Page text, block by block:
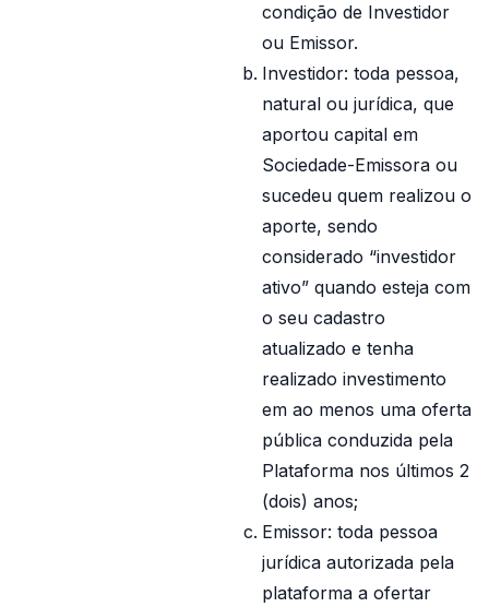
condição de Investidor
ou Emissor.
Investidor: toda pessoa,
natural ou jurídica, que
aportou capital em
Sociedade-Emissora ou
sucedeu quem realizou o
aporte, sendo
considerado “investidor
ativo” quando esteja com
o seu cadastro
atualizado e tenha
realizado investimento
em ao menos uma oferta
pública conduzida pela
Plataforma nos últimos 2
(dois) anos;
Emissor: toda pessoa
jurídica autorizada pela
plataforma a ofertar